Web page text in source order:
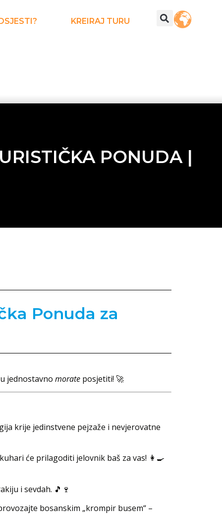
KREIRAJ TURU
PONUDA |
Ponuda za
jednostavno morate posjetiti! 🚀
krije jedinstvene pejzaže i nevjerovatne
će prilagoditi jelovnik baš za vas! 👩‍🍳
i sevdah. 🎵🍷
bosanskim „krompir busem“ –